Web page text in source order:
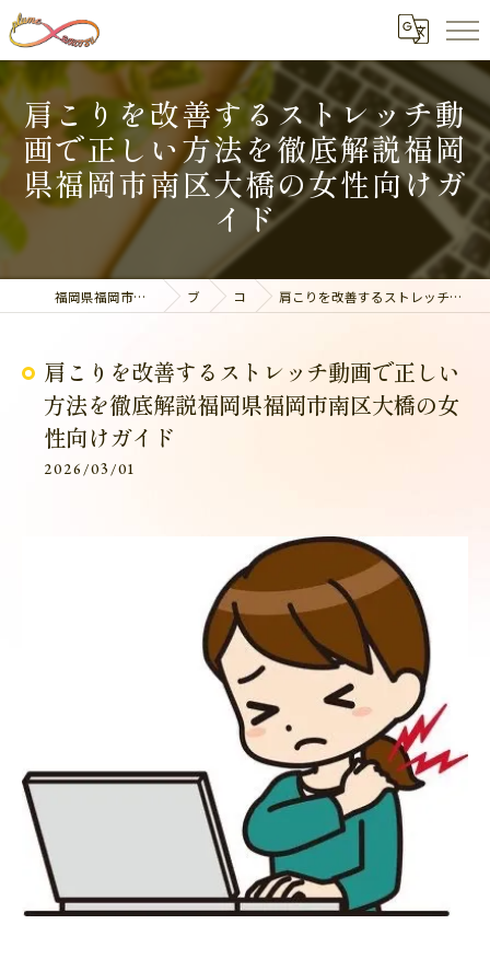
肩こりを改善するストレッチ動
画で正しい方法を徹底解説福岡
県福岡市南区大橋の女性向けガ
イド
福岡県福岡市南区の整体なら美容整骨サロン plume ブログ コラム 肩こりを改善するストレッチ動画で正しい方法を徹底解説福岡県福岡市南区大橋の女性向けガイド
肩こりを改善するストレッチ動画で正しい
方法を徹底解説福岡県福岡市南区大橋の女
性向けガイド
2026/03/01